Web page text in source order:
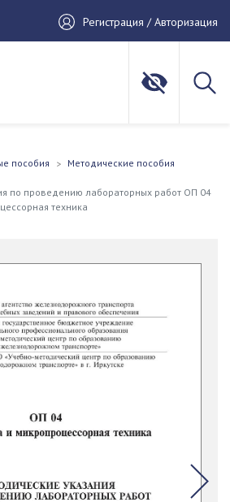
Регистрация / Авторизация
пособия
Методические пособия
по проведению лабораторных работ ОП 04
техника